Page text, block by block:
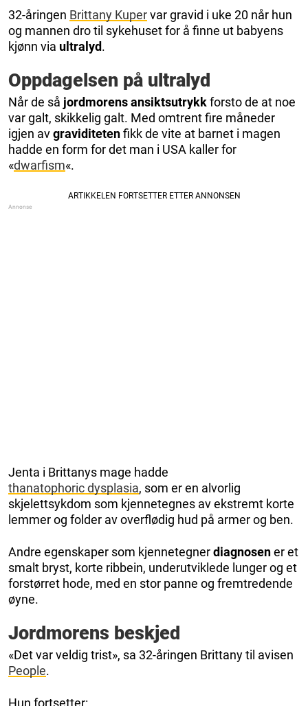
32-åringen Brittany Kupervar gravid i uke 20 når hun
og mannen dro til sykehuset for å finne ut babyens
kjønn via ultralyd.
Oppdagelsen på ultralyd
Når de så jordmorens ansiktsutrykkforsto de at noe
var galt, skikkelig galt. Med omtrent fire måneder
igjen avgraviditetenfikk de vite at barnet i magen
hadde en form for det man i USA kaller for
«dwarfism«.
Jenta i Brittanys mage hadde
thanatophoric dysplasia, som er en alvorlig
skjelettsykdom som kjennetegnes av ekstremt korte
lemmer og folder av overflødig hud på armer og ben.
Andre egenskaper som kjennetegnerdiagnosener et
smalt bryst, korte ribbein, underutviklede lunger og et
forstørret hode, med en stor panne og fremtredende
øyne.
Jordmorens beskjed
«Det var veldig trist», sa 32-åringen Brittany til avisen
People.
Hun fortsetter: